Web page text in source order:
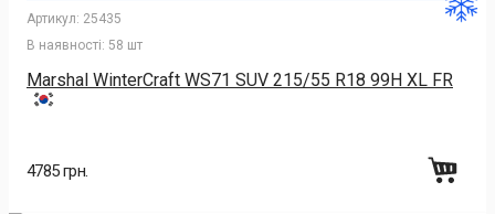
Артикул: 25435
В наявності: 58 шт
Marshal WinterCraft WS71 SUV 215/55 R18 99H XL FR
4785 грн.